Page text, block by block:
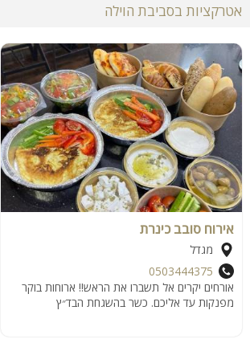
אטרקציות בסביבת הוילה
אירוח סובב כינרת
מגדל
0503444375
אורחים יקרים אל תשברו את הראש!! ארוחות בוקר
מפנקות עד אליכם. כשר בהשגחת הבד״ץ